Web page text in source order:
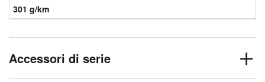
301 g/km
Accessori di serie